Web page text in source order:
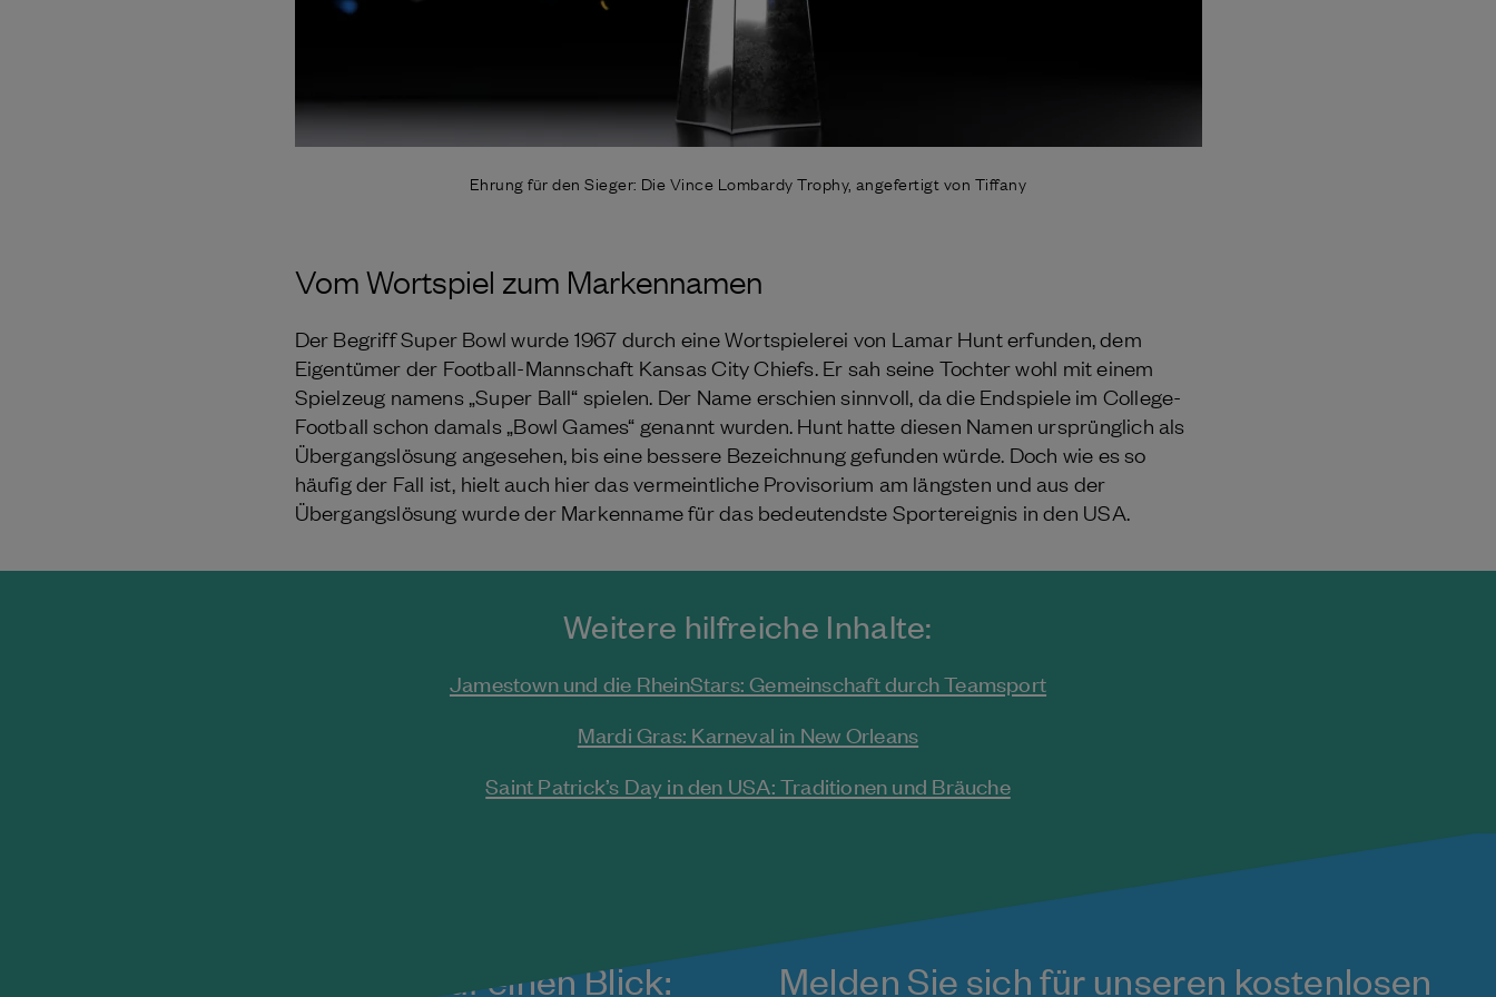
Ehrung für den Sieger: Die Vince Lombardy Trophy, angefertigt von Tiffany
Vom Wortspiel zum Markennamen
Der Begriff Super Bowl wurde 1967 durch eine Wortspielerei von Lamar Hunt erfunden, dem
Eigentümer der Football-Mannschaft Kansas City Chiefs. Er sah seine Tochter wohl mit einem
Spielzeug namens „Super Ball“ spielen. Der Name erschien sinnvoll, da die Endspiele im College-
Football schon damals „Bowl Games“ genannt wurden. Hunt hatte diesen Namen ursprünglich als
Übergangslösung angesehen, bis eine bessere Bezeichnung gefunden würde. Doch wie es so
häufig der Fall ist, hielt auch hier das vermeintliche Provisorium am längsten und aus der
Übergangslösung wurde der Markenname für das bedeutendste Sportereignis in den USA.
Weitere hilfreiche Inhalte:
Jamestown und die RheinStars: Gemeinschaft durch Teamsport
Mardi Gras: Karneval in New Orleans
Saint Patrick’s Day in den USA: Traditionen und Bräuche
Die Newsletter-Themen auf einen Blick: Melden Sie sich für unseren kostenlosen